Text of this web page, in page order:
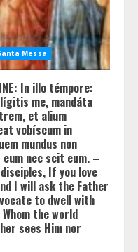
Messa
In illo témpore:
me, mandáta
et alium
vobíscum in
mundus non
nec scit eum. –
If you love
I will ask the Father
to dwell with
the world
sees Him nor